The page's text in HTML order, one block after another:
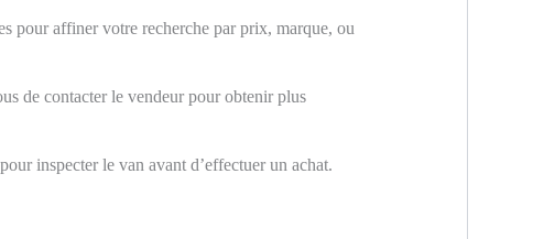
pour affiner votre recherche par prix, marque, ou
de contacter le vendeur pour obtenir plus
inspecter le van avant d’effectuer un achat.